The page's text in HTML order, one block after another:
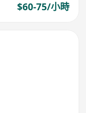
$60-75/小時